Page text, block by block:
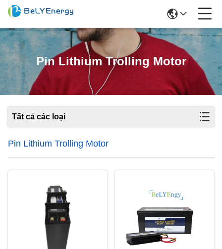
Pin Lithium Trolling Motor
Tất cả các loại
Pin Lithium Trolling Motor